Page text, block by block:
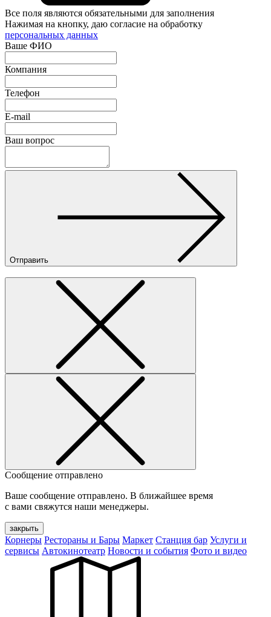
Все поля являются обязательными для заполнения
Нажимая на кнопку, даю согласие на обработку
персональных данных
Ваше ФИО
Компания
Телефон
E-mail
Ваш вопрос
Отправить
Сообщение отправлено
Ваше сообщение отправлено. В ближайшее время
с вами свяжутся наши менеджеры.
закрыть
Корнеры Рестораны и Бары Маркет Станция бар Услуги и
сервисы Автокинотеатр Новости и события Фото и видео